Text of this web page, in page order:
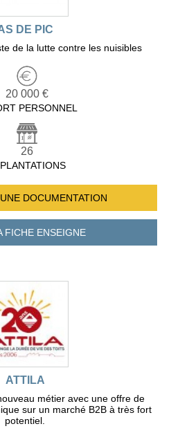
DE PIC
de la lutte contre les nuisibles
20 000 €
PERSONNEL
26
DOCUMENTATION
FICHEENSEIGNE
ATTILA
métier avec une offre de
sur un marché B2B à très fort
potentiel.